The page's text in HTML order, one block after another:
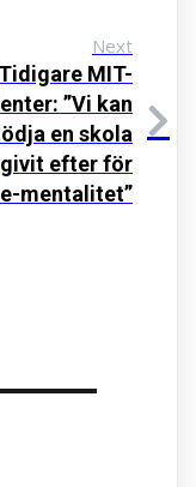
Next
Tidigare MIT-
”Vi kan
en skola
efter för
mentalitet”